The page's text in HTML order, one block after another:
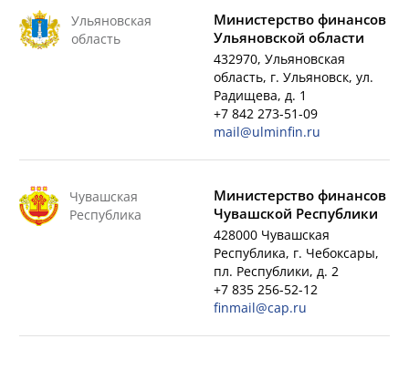
Ульяновская
область
Министерство финансов
Ульяновской области
432970, Ульяновская
область, г. Ульяновск, ул.
Радищева, д. 1
+7 842 273-51-09
mail@ulminfin.ru
Чувашская
Республика
Министерство финансов
Чувашской Республики
428000 Чувашская
Республика, г. Чебоксары,
пл. Республики, д. 2
+7 835 256-52-12
finmail@cap.ru